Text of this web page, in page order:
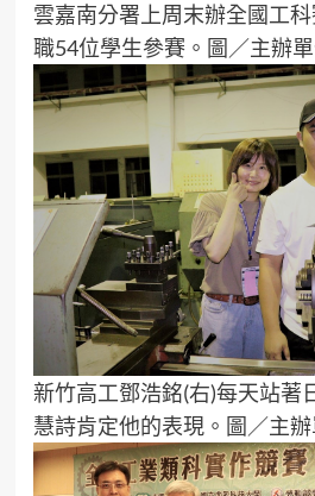
雲嘉南分署上周末辦全國工
職54位學生參賽。圖／主辦
新竹高工鄧浩銘(右)每天站著
慧詩肯定他的表現。圖／主